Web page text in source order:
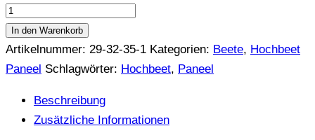
Hochbeet
Paneel
250x100x100
cm
In den Warenkorb
Artikelnummer: 29-32-35-1 Kategorien: Beete, Hochbeet
Paneel Schlagwörter: Hochbeet, Paneel
Beschreibung
Zusätzliche Informationen